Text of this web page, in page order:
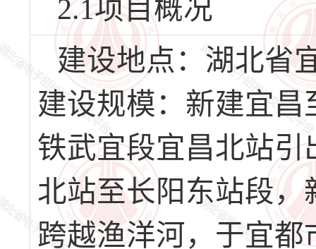
2.1项目概况
建设地点：湖北省
建设规模：新建宜
铁武宜段宜昌北站
北站至长阳东站段
跨越渔洋河，于宜都